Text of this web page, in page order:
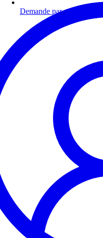
Demande par email